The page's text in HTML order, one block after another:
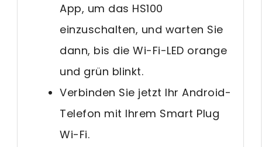
App, um das HS100
einzuschalten, und warten Sie
dann, bis die Wi-Fi-LED orange
und grün blinkt.
Verbinden Sie jetzt Ihr Android-
Telefon mit Ihrem Smart Plug
Wi-Fi.